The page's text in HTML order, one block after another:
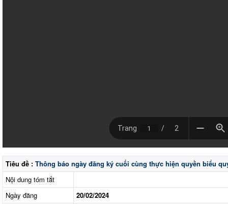
Tiêu đề : Thông báo ngày đăng ký cuối cùng thực hiện quyền biểu
Nội dung tóm tắt
Ngày đăng
20/02/2024